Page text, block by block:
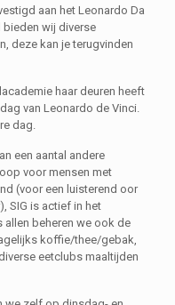
aan het Leonardo Da
bieden wij diverse
deze kan je terugvinden
haar deuren heeft
van Leonardo de Vinci.
dag.
een aantal andere
voor mensen met
(voor een luisterend oor
SIG is actief in het
allen beheren we ook de
koffie/thee/gebak,
eetclubs maaltijden